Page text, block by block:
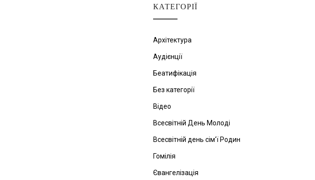
КАТЕГОРІЇ
Архітектура
Аудієнції
Беатифікація
Без категорії
Відео
Всесвітній День Молоді
Всесвітній день сім'ї Родин
Гомілія
Євангелізація